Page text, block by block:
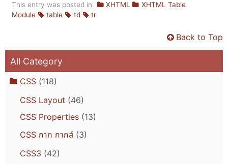
This entry was posted in XHTML
XHTML Table
Module
table td tr
Back to Top
All Category
CSS(118)
CSS Layout (46)
CSS Properties(13)
CSS กาก กากส์(3)
CSS3 (42)